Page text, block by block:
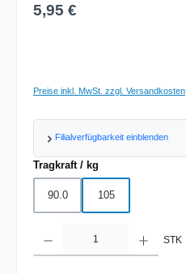
Regulärer Preis:
5,95 €
Preise inkl. MwSt. zzgl. Versandkosten
Filialverfügbarkeit einblenden
Tragkraft / kg
90.0 105
STK